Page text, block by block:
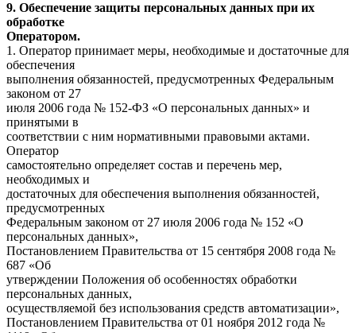
9. Обеспечение защиты персональных данных при их
обработке
Оператором.
1. Оператор принимает меры, необходимые и достаточные для
обеспечения
выполнения обязанностей, предусмотренных Федеральным
законом от 27
июля 2006 года № 152-ФЗ «О персональных данных» и
принятыми в
соответствии с ним нормативными правовыми актами.
Оператор
самостоятельно определяет состав и перечень мер,
необходимых и
достаточных для обеспечения выполнения обязанностей,
предусмотренных
Федеральным законом от 27 июля 2006 года № 152 «О
персональных данных»,
Постановлением Правительства от 15 сентября 2008 года №
687 «Об
утверждении Положения об особенностях обработки
персональных данных,
осуществляемой без использования средств автоматизации»,
Постановлением Правительства от 01 ноября 2012 года №